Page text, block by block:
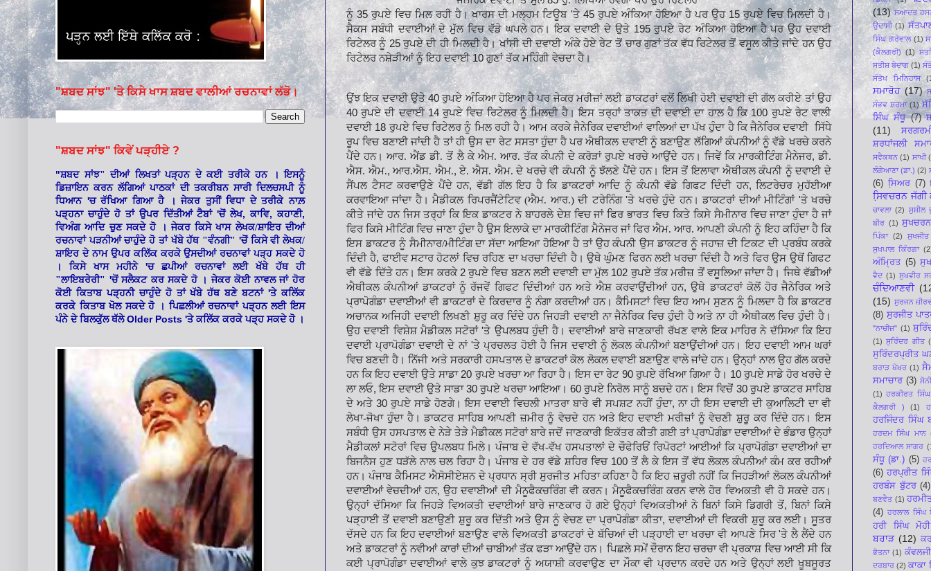
ਨੂੰ35ਰੁਪਏ ਵਿਚ ਮਿਲ ਰਹੀ ਹੈ। ਖਾਰਸ ਦੀ ਮਲ੍ਹਮ ਟਿਊਬ 'ਤੇ45 ਰੁਪਏ ਅੰਕਿਆ ਹੋਇਆ ਹੈ ਪਰ ਉਹ 15ਰੁਪਏ ਵਿਚ ਮਿਲਦੀ ਹੈ।
ਸੈਕਸ ਸਬੰਧੀ ਦਵਾਈਆਂ ਦੇ ਮੁੱਲ ਵਿਚ ਵੱਡੇ ਘਪਲੇ ਹਨ। ਇਕ ਦਵਾਈ ਦੇ ਉਤੇ195ਰੁਪਏ ਰੇਟ ਅੰਕਿਆ ਹੋਇਆ ਹੈ ਪਰ ਉਹ ਦਵਾਈ
ਰਿਟੇਲਰ ਨੂੰ25ਰੁਪਏ ਦੀ ਹੀ ਮਿਲਦੀ ਹੈ। ਖਾਂਸੀ ਦੀ ਦਵਾਈ ਅੰਕੇ ਹੋਏ ਰੇਟ ਤੋਂ ਚਾਰ ਗੁਣਾਂ ਤੱਕ ਵੱਧ ਰਿਟੇਲਰ ਤੋਂ ਵਸੂਲ ਕੀਤੇ ਜਾਂਦੇ ਹਨ ਉਹ
ਰਿਟੇਲਰ ਨਸ਼ੇੜੀਆਂ ਨੂੰ ਇਹ ਦਵਾਈ10ਗੁਣਾਂ ਤੱਕ ਮਹਿੰਗੀ ਵੇਚਦਾ ਹੈ।
ਉਂਝ ਇਕ ਦਵਾਈ ਉਤੇ40ਰੁਪਏ ਅੰਕਿਆ ਹੋਇਆ ਹੈ ਪਰ ਜੇਕਰ ਮਰੀਜ਼ਾਂ ਲਈ ਡਾਕਟਰਾਂ ਵਲੋਂ ਲਿਖੀ ਹੋਈ ਦਵਾਈ ਦੀ ਗੱਲ ਕਰੀਏ ਤਾਂ ਉਹ
40ਰੁਪਏ ਦੀ ਦਵਾਈ14ਰੁਪਏ ਵਿਚ ਰਿਟੇਲਰ ਨੂੰ ਮਿਲਦੀ ਹੈ। ਇਸ ਤਰ੍ਹਾਂ ਤਾਕਤ ਦੀ ਦਵਾਈ ਦਾ ਹਾਲ ਹੈ ਕਿ100ਰੁਪਏ ਰੇਟ ਵਾਲੀ
ਦਵਾਈ 18 ਰੁਪਏ ਵਿਚ ਰਿਟੇਲਰ ਨੂੰ ਮਿਲ ਰਹੀ ਹੈ। ਆਮ ਕਰਕੇ ਜੈਨੇਰਿਕ ਦਵਾਈਆਂ ਵਾਲਿਆਂ ਦਾ ਪੱਖ ਹੁੰਦਾ ਹੈ ਕਿ ਜੈਨੇਰਿਕ ਦਵਾਈ ਸਿੱਧੇ
ਰੂਪ ਵਿਚ ਬਣਾਈ ਜਾਂਦੀ ਹੈ ਤਾਂ ਹੀ ਉਸ ਦਾ ਰੇਟ ਸਸਤਾ ਹੁੰਦਾ ਹੈ ਪਰ ਐਥੀਕਲ ਦਵਾਈ ਨੂੰ ਬਣਾਉਣ ਲੱਗਿਆਂ ਕੰਪਨੀਆਂ ਨੂੰ ਵੱਡੇ ਖਰਚੇ ਕਰਨੇ
ਪੈਂਦੇ ਹਨ। ਆਰ. ਐਂਡ ਡੀ. ਤੋਂ ਲੈ ਕੇ ਐਮ. ਆਰ. ਤੱਕ ਕੰਪਨੀ ਦੇ ਕਰੋੜਾਂ ਰੁਪਏ ਖਰਚੇ ਆਉਂਦੇ ਹਨ। ਜਿਵੇਂ ਕਿ ਮਾਰਕੀਟਿੰਗ ਮੈਨੇਜਰ,ਡੀ.
ਐਸ. ਐਮ.,ਆਰ.ਐਸ. ਐਮ.,ਏ. ਐਸ. ਐਮ. ਦੇ ਖਰਚੇ ਵੀ ਕੰਪਨੀ ਨੂੰ ਝੱਲਣੇ ਪੈਂਦੇ ਹਨ। ਇਸ ਤੋਂ ਇਲਾਵਾ ਐਥੀਕਲ ਕੰਪਨੀ ਨੂੰ ਦਵਾਈ ਦੇ
ਸੈਂਪਲ ਟੈਸਟ ਕਰਵਾਉਣੇ ਪੈਂਦੇ ਹਨ, ਵੱਡੀ ਗੱਲ ਇਹ ਹੈ ਕਿ ਡਾਕਟਰਾਂ ਆਦਿ ਨੂੰ ਕੰਪਨੀ ਵੱਡੇ ਗਿਫਟ ਦਿੰਦੀ ਹਨ,ਲਿਟਰੇਚਰ ਮੁਹੱਈਆ
ਕਰਵਾਇਆ ਜਾਂਦਾ ਹੈ। ਮੈਡੀਕਲ ਰਿਪਰਜੈਂਟੇਟਿਵ (ਐਮ. ਆਰ.) ਦੀ ਟਰੇਨਿੰਗ'ਤੇ ਖਰਚੇ ਹੁੰਦੇ ਹਨ। ਡਾਕਟਰਾਂ ਦੀਆਂ ਮੀਟਿੰਗਾਂ 'ਤੇ ਖਰਚੇ
ਕੀਤੇ ਜਾਂਦੇ ਹਨ ਜਿਸ ਤਰ੍ਹਾਂ ਕਿ ਇਕ ਡਾਕਟਰ ਨੇ ਬਾਹਰਲੇ ਦੇਸ਼ ਵਿਚ ਜਾਂ ਫਿਰ ਭਾਰਤ ਵਿਚ ਕਿਤੇ ਕਿਸੇ ਸੈਮੀਨਾਰ ਵਿਚ ਜਾਣਾ ਹੁੰਦਾ ਹੈ ਜਾਂ
ਫਿਰ ਕਿਸੇ ਮੀਟਿੰਗ ਵਿਚ ਜਾਣਾ ਹੁੰਦਾ ਹੈ ਉਸ ਇਲਾਕੇ ਦਾ ਮਾਰਕੀਟਿੰਗ ਮੈਨੇਜਰ ਜਾਂ ਫਿਰ ਐਮ. ਆਰ. ਆਪਣੀ ਕੰਪਨੀ ਨੂੰ ਇਹ ਕਹਿੰਦਾ ਹੈ ਕਿ
ਇਸ ਡਾਕਟਰ ਨੂੰ ਸੈਮੀਨਾਰ/ਮੀਟਿੰਗ ਦਾ ਸੱਦਾ ਆਇਆ ਹੋਇਆ ਹੈ ਤਾਂ ਉਹ ਕੰਪਨੀ ਉਸ ਡਾਕਟਰ ਨੂੰ ਜਹਾਜ਼ ਦੀ ਟਿਕਟ ਦੀ ਪ੍ਰਬੰਧ ਕਰਕੇ
ਦਿੰਦੀ ਹੈ, ਫਾਈਵ ਸਟਾਰ ਹੋਟਲਾਂ ਵਿਚ ਰਹਿਣ ਦਾ ਖਰਚਾ ਦਿੰਦੀ ਹੈ। ਉਥੇ ਘੁੰਮਣ ਫਿਰਨ ਲਈ ਖਰਚਾ ਦਿੰਦੀ ਹੈ ਅਤੇ ਫਿਰ ਉਸ ਉਥੋਂ ਗਿਫਟ
ਵੀ ਵੱਡੇ ਦਿੱਤੇ ਹਨ। ਇਸ ਕਰਕੇ2ਰੁਪਏ ਵਿਚ ਬਣਨ ਲਈ ਦਵਾਈ ਦਾ ਮੁੱਲ 102 ਰੁਪਏ ਤੱਕ ਮਰੀਜ਼ ਤੋਂ ਵਸੂਲਿਆ ਜਾਂਦਾ ਹੈ। ਜਿਥੇ ਵੱਡੀਆਂ
ਐਥੀਕਲ ਕੰਪਨੀਆਂ ਡਾਕਟਰਾਂ ਨੂੰ ਰੱਜਵੇਂ ਗਿਫਟ ਦਿੰਦੀਆਂ ਹਨ ਅਤੇ ਐਸ਼ ਕਰਵਾਉਂਦੀਆਂ ਹਨ,ਉਥੇ ਡਾਕਟਰਾਂ ਕੋਲੋਂ ਹੋਰ ਜੈਨੇਰਿਕ ਅਤੇ
ਪ੍ਰਾਪੋਗੰਡਾ ਦਵਾਈਆਂ ਵੀ ਡਾਕਟਰਾਂ ਦੇ ਕਿਰਦਾਰ ਨੂੰ ਨੰਗਾ ਕਰਦੀਆਂ ਹਨ। ਕੈਮਿਸਟਾਂ ਵਿਚ ਇਹ ਆਮ ਸੁਣਨ ਨੂੰ ਮਿਲਦਾ ਹੈ ਕਿ ਡਾਕਟਰ
ਅਚਾਨਕ ਅਜਿਹੀ ਦਵਾਈ ਲਿਖਣੀ ਸ਼ੁਰੂ ਕਰ ਦਿੰਦੇ ਹਨ ਜਿਹੜੀ ਦਵਾਈ ਨਾ ਜੈਨੇਰਿਕ ਵਿਚ ਹੁੰਦੀ ਹੈ ਅਤੇ ਨਾ ਹੀ ਐਥੀਕਲ ਵਿਚ ਹੁੰਦੀ ਹੈ।
ਉਹ ਦਵਾਈ ਵਿਸ਼ੇਸ਼ ਮੈਡੀਕਲ ਸਟੋਰਾਂ'ਤੇ ਉਪਲਬਧ ਹੁੰਦੀ ਹੈ। ਦਵਾਈਆਂ ਬਾਰੇ ਜਾਣਕਾਰੀ ਰੱਖਣ ਵਾਲੇ ਇਕ ਮਾਹਿਰ ਨੇ ਦੱਸਿਆ ਕਿ ਇਹ
ਦਵਾਈ ਪ੍ਰਾਪੋਗੰਡਾ ਦਵਾਈ ਦੇ ਨਾਂ 'ਤੇ ਪ੍ਰਚਲਤ ਹੋਈ ਹੈ ਜਿਸ ਦਵਾਈ ਨੂੰ ਲੋਕਲ ਕੰਪਨੀਆਂ ਬਣਾਉਂਦੀਆਂ ਹਨ। ਇਹ ਦਵਾਈ ਆਮ ਘਰਾਂ
ਵਿਚ ਬਣਦੀ ਹੈ। ਨਿੱਜੀ ਅਤੇ ਸਰਕਾਰੀ ਹਸਪਤਾਲ ਦੇ ਡਾਕਟਰਾਂ ਕੋਲ ਲੋਕਲ ਦਵਾਈ ਬਣਾਉਣ ਵਾਲੇ ਜਾਂਦੇ ਹਨ। ਉਨ੍ਹਾਂ ਨਾਲ ਉਹ ਗੱਲ ਕਰਦੇ
ਹਨ ਕਿ ਇਹ ਦਵਾਈ ਉਤੇ ਸਾਡਾ20 ਰੁਪਏ ਖਰਚਾ ਆ ਰਿਹਾ ਹੈ। ਇਸ ਦਾ ਰੇਟ90ਰੁਪਏ ਰੱਖਿਆ ਗਿਆ ਹੈ। 10 ਰੁਪਏ ਸਾਡੇ ਹੋਰ ਖਰਚੇ ਦੇ
ਲਾ ਲਓ,ਇਸ ਦਵਾਈ ਉਤੇ ਸਾਡਾ30ਰੁਪਏ ਖਰਚਾ ਆਇਆ। 60ਰੁਪਏ ਨਿਰੋਲ ਸਾਨੂੰ ਬਚਦੇ ਹਨ। ਇਸ ਵਿਚੋਂ 30 ਰੁਪਏ ਡਾਕਟਰ ਸਾਹਿਬ
ਦੇ ਅਤੇ30ਰੁਪਏ ਸਾਡੇ ਹੋਣਗੇ। ਇਸ ਦਵਾਈ ਵਿਚਲੀ ਮਾਤਰਾ ਬਾਰੇ ਵੀ ਸਪਸ਼ਟ ਨਹੀਂ ਹੁੰਦਾ, ਨਾ ਹੀ ਇਸ ਦਵਾਈ ਦੀ ਕੁਆਲਿਟੀ ਦਾ ਵੀ
ਲੇਖਾ-ਜੋਖਾ ਹੁੰਦਾ ਹੈ। ਡਾਕਟਰ ਸਾਹਿਬ ਆਪਣੀ ਜ਼ਮੀਰ ਨੂੰ ਵੇਚਦੇ ਹਨ ਅਤੇ ਇਹ ਦਵਾਈ ਮਰੀਜ਼ਾਂ ਨੂੰ ਵੇਚਣੀ ਸ਼ੁਰੂ ਕਰ ਦਿੰਦੇ ਹਨ। ਇਸ
ਸਬੰਧੀ ਉਸ ਹਸਪਤਾਲ ਦੇ ਨੇੜੇ ਤੇੜੇ ਮੈਡੀਕਲ ਸਟੋਰਾਂ ਬਾਰੇ ਜਦੋਂ ਜਾਣਕਾਰੀ ਇਕੱਤਰ ਕੀਤੀ ਗਈ ਤਾਂ ਪ੍ਰਾਪੋਗੰਡਾ ਦਵਾਈਆਂ ਦੇ ਭੰਡਾਰ ਉਨ੍ਹਾਂ
ਮੈਡੀਕਲਾਂ ਸਟੋਰਾਂ ਵਿਚ ਉਪਲਬਧ ਮਿਲੇ। ਪੰਜਾਬ ਦੇ ਵੱਖ-ਵੱਖ ਹਸਪਤਾਲਾਂ ਦੇ ਚੌਫੇਰਿਓਂ ਰਿਪੋਰਟਾਂ ਆਈਆਂ ਕਿ ਪ੍ਰਾਪੋਗੰਡਾ ਦਵਾਈਆਂ ਦਾ
ਬਿਜਨੈਸ ਹੁਣ ਧੜੱਲੇ ਨਾਲ ਚਲ ਰਿਹਾ ਹੈ। ਪੰਜਾਬ ਦੇ ਹਰ ਵੱਡੇ ਸ਼ਹਿਰ ਵਿਚ 100 ਤੋਂ ਲੈ ਕੇ ਇਸ ਤੋਂ ਵੱਧ ਲੋਕਲ ਕੰਪਨੀਆਂ ਕੰਮ ਕਰ ਰਹੀਆਂ
ਹਨ। ਪੰਜਾਬ ਕੈਮਿਸਟ ਐਸੋਸੀਏਸ਼ਨ ਦੇ ਪ੍ਰਧਾਨ ਸ੍ਰੀ ਸੁਰਜੀਤ ਮਹਿਤਾ ਕਹਿਣਾ ਹੈ ਕਿ ਇਹ ਜ਼ਰੂਰੀ ਨਹੀਂ ਕਿ ਜਿਹੜੀਆਂ ਲੋਕਲ ਕੰਪਨੀਆਂ
ਦਵਾਈਆਂ ਵੇਚਦੀਆਂ ਹਨ,ਉਹ ਦਵਾਈਆਂ ਦੀ ਮੈਨੂਫੈਕਚਰਿੰਗ ਵੀ ਕਰਨ। ਮੈਨੂਫੈਕਚਰਿੰਗ ਕਰਨ ਵਾਲੇ ਹੋਰ ਵਿਅਕਤੀ ਵੀ ਹੋ ਸਕਦੇ ਹਨ।
ਉਨ੍ਹਾਂ ਦੱਸਿਆ ਕਿ ਜਿਹੜੇ ਵਿਅਕਤੀ ਦਵਾਈਆਂ ਬਾਰੇ ਜਾਣਕਾਰ ਹੋ ਗਏ ਉਨ੍ਹਾਂ ਵਿਅਕਤੀਆਂ ਨੇ ਬਿਨਾਂ ਕਿਸੇ ਡਿਗਰੀ ਤੋਂ,ਬਿਨਾਂ ਕਿਸੇ
ਪੜ੍ਹਾਈ ਤੋਂ ਦਵਾਈ ਬਣਾਉਣੀ ਸ਼ੁਰੂ ਕਰ ਦਿੱਤੀ ਅਤੇ ਉਸ ਨੂੰ ਵੇਚਣ ਦਾ ਪ੍ਰਾਪੋਗੰਡਾ ਕੀਤਾ, ਦਵਾਈਆਂ ਦੀ ਵਿਕਰੀ ਸ਼ੁਰੂ ਕਰ ਲਈ। ਸੂਤਰ
ਦੱਸਦੇ ਹਨ ਕਿ ਇਹ ਦਵਾਈਆਂ ਬਣਾਉਣ ਵਾਲੇ ਵਿਅਕਤੀ ਡਾਕਟਰਾਂ ਦੇ ਬੱਚਿਆਂ ਦੀ ਪੜ੍ਹਾਈ ਦਾ ਖਰਚਾ ਵੀ ਆਪਣੇ ਸਿਰ'ਤੇ ਲੈ ਲੈਂਦੇ ਹਨ
ਅਤੇ ਡਾਕਟਰਾਂ ਨੂੰ ਨਵੀਆਂ ਕਾਰਾਂ ਦੀਆਂ ਚਾਬੀਆਂ ਤੱਕ ਫੜਾ ਆਉਂਦੇ ਹਨ। ਪਿਛਲੇ ਸਮੇਂ ਦੌਰਾਨ ਇਹ ਚਰਚਾ ਵੀ ਪ੍ਰਕਾਸ਼ ਵਿਚ ਆਈ ਸੀ ਕਿ
ਕਈ ਪ੍ਰਾਪੋਗੰਡਾ ਦਵਾਈਆਂ ਵਾਲੇ ਕੁਝ ਡਾਕਟਰਾਂ ਨੂੰ ਅਯਾਸ਼ੀ ਕਰਵਾਉਣ ਦਾ ਮੌਕਾ ਵੀ ਪ੍ਰਦਾਨ ਕਰਦੇ ਹਨ ਅਤੇ ਉਨ੍ਹਾਂ ਲਈ ਖੂਬਸੂਰਤ
"ਸ਼ਬਦ ਸਾਂਝ" 'ਤੇ ਕਿਸੇ ਖਾਸ ਸ਼ਬਦ ਵਾਲੀਆਂ ਰਚਨਾਵਾਂ ਲੱਭੋ।
"ਸ਼ਬਦ ਸਾਂਝ" ਕਿਵੇਂ ਪੜ੍ਹੀਏ ?
"ਸ਼ਬਦ ਸਾਂਝ" ਦੀਆਂ ਲਿਖਤਾਂ ਪੜ੍ਹਨ ਦੇ ਕਈ ਤਰੀਕੇ ਹਨ । ਇਸਨੂੰ
ਡਿਜ਼ਾਇਨ ਕਰਨ ਲੱਗਿਆਂ ਪਾਠਕਾਂ ਦੀ ਤਕਰੀਬਨ ਸਾਰੀ ਦਿਲਚਸਪੀ ਨੂੰ
ਧਿਆਨ 'ਚ ਰੱਖਿਆ ਗਿਆ ਹੈ । ਜੇਕਰ ਤੁਸੀਂ ਵਿਧਾ ਦੇ ਤਰੀਕੇ ਨਾਲ਼
ਪੜ੍ਹਨਾ ਚਾਹੁੰਦੇ ਹੋ ਤਾਂ ਉਪਰ ਦਿੱਤੀਆਂ ਟੈਬਾਂ'ਚੋਂ ਲੇਖ,ਕਾਵਿ,ਕਹਾਣੀ,
ਵਿਅੰਗ ਆਦਿ ਚੁਣ ਸਕਦੇ ਹੋ । ਜੇਕਰ ਕਿਸੇ ਖਾਸ ਲੇਖਕ/ਸ਼ਾਇਰ ਦੀਆਂ
ਰਚਨਾਵਾਂ ਪੜਨੀਆਂ ਚਾਹੁੰਦੇ ਹੋ ਤਾਂ ਖੱਬੇ ਹੱਥ "ਵੰਨਗੀ" 'ਚੋਂ ਕਿਸੇ ਵੀ ਲੇਖਕ/
ਸ਼ਾਇਰ ਦੇ ਨਾਮ ਉਪਰ ਕਲਿੱਕ ਕਰਕੇ ਉਸਦੀਆਂ ਰਚਨਾਵਾਂ ਪੜ੍ਹ ਸਕਦੇ ਹੋ
। ਕਿਸੇ ਖਾਸ ਮਹੀਨੇ 'ਚ ਛਪੀਆਂ ਰਚਨਾਵਾਂ ਲਈ ਖੱਬੇ ਹੱਥ ਹੀ
"ਲਾਇਬਰੇਰੀ" 'ਚੋਂ ਸਲੈਕਟ ਕਰ ਸਕਦੇ ਹੋ । ਜੇਕਰ ਕੋਈ ਨਾਵਲ ਜਾਂ ਹੋਰ
ਕੋਈ ਕਿਤਾਬ ਪੜ੍ਹਨੀ ਚਾਹੁੰਦੇ ਹੋ ਤਾਂ ਖੱਬੇ ਹੱਥ ਬਣੇ ਬਟਨਾਂ'ਤੇ ਕਲਿੱਕ
ਕਰਕੇ ਕਿਤਾਬ ਖੋਲ ਸਕਦੇ ਹੋ । ਪਿਛਲੀਆਂ ਰਚਨਾਵਾਂ ਪੜ੍ਹਨ ਲਈ ਇਸ
ਪੰਨੇ ਦੇ ਬਿਲਕੁੱਲ ਥੱਲੇOlder Posts 'ਤੇ ਕਲਿੱਕ ਕਰਕੇ ਪੜ੍ਹ ਸਕਦੇ ਹੋ ।
(13) ਸਆਦਤ
ਉਦਾਸੀ (1)
ਸਿੰਘ ਗਰੇਵਾਲ (1)
(ਕੈਲਗਰੀ) (1)
ਸਤੀਸ਼ ਬੇਦਾਗ (1)
ਸੰਤੋਖ ਮਿਨਿਹਾਸ
ਸਮਾਰੋਹ (17)
ਸੰਭਵ ਸ਼ਰਮਾ (1)
ਸਿੰਘ ਸੰਧੂ (7)
(11)
ਸ਼ਰਧਾਂਜਲੀ
ਸਵੈਕਥਨ (1) ਸਾਖੀ
ਲੰਗੇਆਣਾ (ਡਾ.) (2)
(6) ਸਿ਼ਅਰ (7)
ਸਿ਼ਵਚਰਨ ਜੱਗੀ
ਚਾਵਲਾ (2) ਸੁਸ਼ੀਲ
ਬੀਰ (1)
ਪਿੰਕਾ (2)
ਸੁਖਪਾਲ ਕਿੰਰਗਾ
ਅੰਮ੍ਰਿਤ (5)
ਵੈਦ (1) ਸੁਖਵੀਰ
ਚੰਦਿਆਣਵੀ
(15) ਸੁਰਜਨ
(8) ਸੁਰਜੀਤ
"ਨਾਚੀਜ਼" (1)
(1) ਸੁਰਿੰਦਰ ਗੀਤ
ਸੁਰਿੰਦਰਪ੍ਰੀਤ
ਬਰਾੜ ਖੋਖਰ (1)
ਸਮਾਚਾਰ (3)
(1) ਹਰਕੀਰਤ
ਕੈਲਗਰੀ )
(1)
ਹਰਜਿੰਦਰ ਸਿੰਘ
ਹਰਦਮ ਸਿੰਘ ਮਾਨ
ਹਰਦਿਆਲ ਸਾਗਰ
ਸੰਧੂ (ਡਾ.) (5)
(6) ਹਰਪ੍ਰੀਤ
ਹਰਬੰਸ ਬੁੱਟਰ (4)
ਬਣਵੈਤ (1)
(4) ਹਰਲਾਲ ਸਿੰਘ
ਹਰੀ ਸਿੰਘ ਮੋਹੀ
ਬਰਾੜ (12)
ਭੋਤਨਾ (1)
ਦਰਬਾਰ (2) ਕਾਕਾ